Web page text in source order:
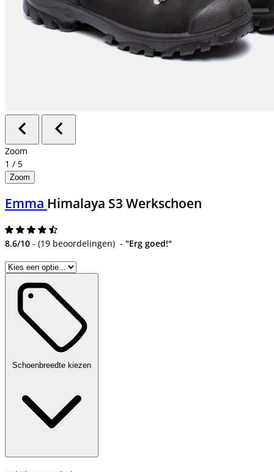
Zoom
1 / 5
Zoom
Emma Himalaya S3 Werkschoen
8.6/10 - (19 beoordelingen) - "Erg goed!"
Schoenbreedte kiezen